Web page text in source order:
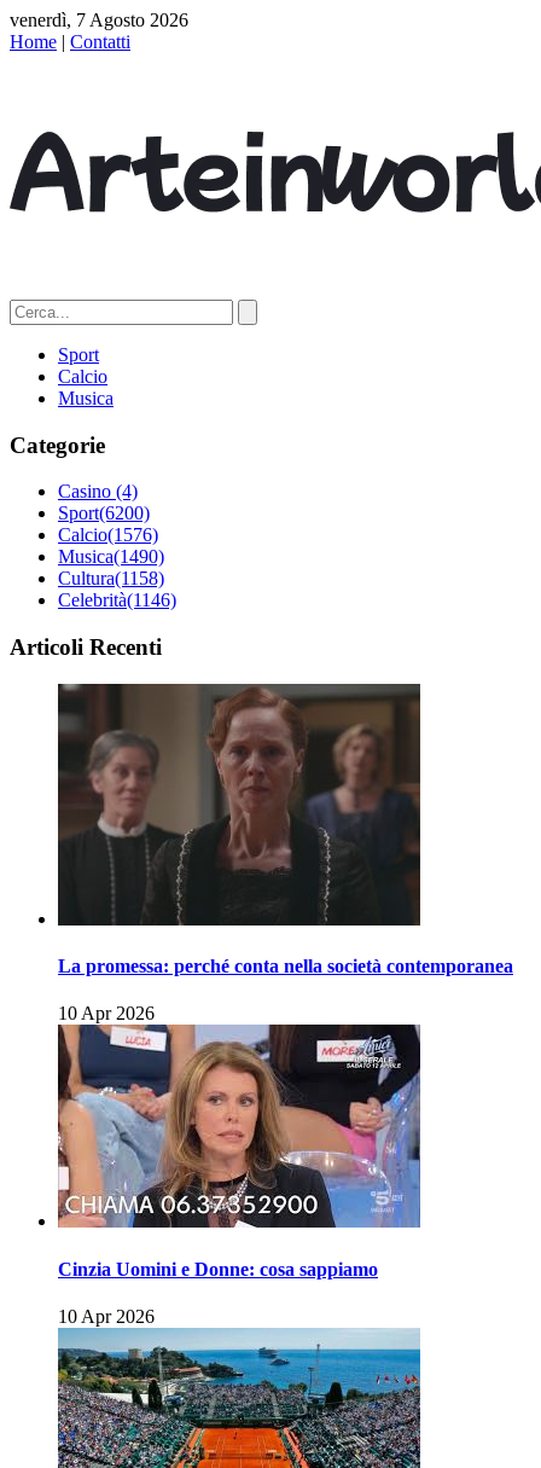
venerdì, 7 Agosto 2026
Home | Contatti
Sport
Calcio
Musica
Categorie
Casino (4)
Sport(6200)
Calcio(1576)
Musica(1490)
Cultura(1158)
Celebrità(1146)
Articoli Recenti
La promessa: perché conta nella società contemporanea
10 Apr 2026
Cinzia Uomini e Donne: cosa sappiamo
10 Apr 2026